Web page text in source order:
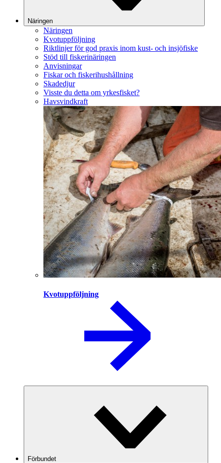
Näringen
Näringen
Kvotuppföljning
Riktlinjer för god praxis inom kust- och insjöfiske
Stöd till fiskerinäringen
Anvisningar
Fiskar och fiskerihushållning
Skadedjur
Visste du detta om yrkesfisket?
Havsvindkraft
Kvotuppföljning
Förbundet